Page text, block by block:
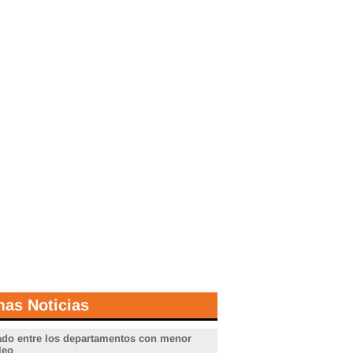
Noticias
entre los departamentos con menor